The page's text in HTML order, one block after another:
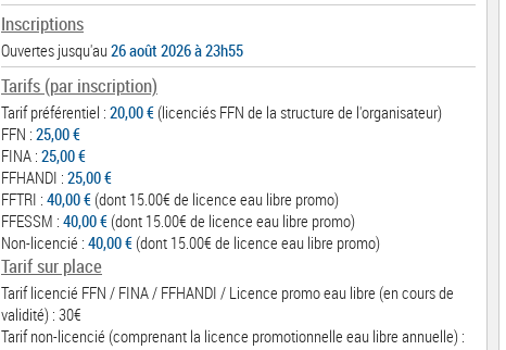
Inscriptions
Ouvertes jusqu'au26 août 2026 à 23h55
Tarifs (par inscription)
Tarif préférentiel : 20,00 € (licenciés FFN de la structure de l'organisateur)
FFN : 25,00 €
FINA : 25,00 €
FFHANDI : 25,00 €
FFTRI : 40,00 € (dont 15.00€ de licence eau libre promo)
FFESSM : 40,00 € (dont 15.00€ de licence eau libre promo)
Non-licencié : 40,00 € (dont 15.00€ de licence eau libre promo)
Tarif sur place
Tarif licencié FFN / FINA / FFHANDI / Licence promo eau libre (en cours de
validité) : 30€
Tarif non-licencié (comprenant la licence promotionnelle eau libre annuelle) :